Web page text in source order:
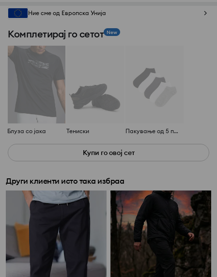
Ние сме од Европска Унија
Комплетирај го сетот New
Блуза со јака Тениски Пакување од 5 пара чорапи
Купи го овој сет
Други клиенти исто така избраа